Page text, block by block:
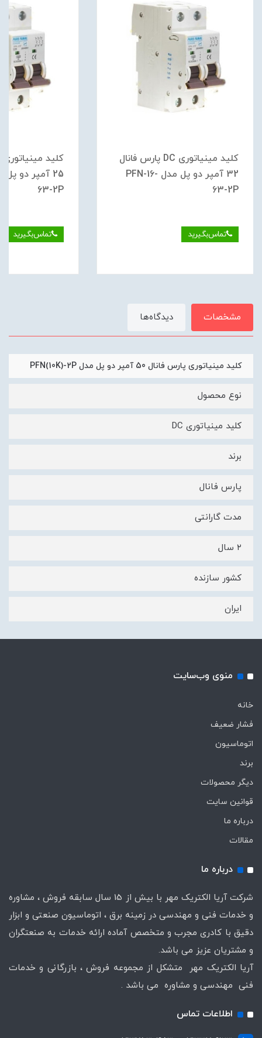
کلید مینیاتوری DC پارس فانال
32 آمپر دو پل مدل PFN-16-
63-2P
تماس‌بگیرید
63-2P
تماس‌بگیرید
مشخصات دیدگاه‌ها
کلید مینیاتوری پارس فانال 50 آمپر دو پل مدل PFN(10K)-2P
نوع محصول
کلید مینیاتوری DC
برند
پارس فانال
مدت گارانتی
۲ سال
کشور سازنده
ایران
منوی وب‌سایت
خانه
فشار ضعیف
اتوماسیون
برند
دیگر محصولات
قوانین سایت
درباره ما
مقالات
درباره ما
شرکت آریا الکتریک مهر با بیش از 15 سال سابقه فروش ، مشاوره
و خدمات فنی و مهندسی در زمینه برق ، اتوماسیون صنعتی و ابزار
دقیق با کادری مجرب و متخصص آماده ارائه خدمات به صنعتگران
و مشتریان عزیز می باشد.
آریا الکتریک مهر متشکل از مجموعه فروش ، بازرگانی و خدمات
فنی مهندسی و مشاوره می باشد .
اطلاعات تماس